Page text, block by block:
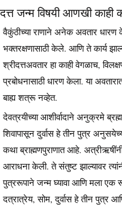
दत्त जन्म विषयी आणखी काही
वैकुंठीच्या राणाने अनेक अवतार धारण
भक्तरक्षणासाठी केले. आणि ते कार्य
श्रीदत्तअवतार हा काही वेगळाच,
प्रबोधनासाठी धारण केला. या
बाह्य शत्रू नव्हेत.
देवत्रयीच्या आशीर्वादाने अनुक्रमे
शिवापासून दुर्वास हे तीन पुत्र
कथा ब्राह्मणपुराणात आहे. अत्रीऋषींनी
आराधना केली. ते संतुष्ट झाल्यावर
पुत्ररूपाने जन्म घ्यावा आणि मला एक
दत्रात्रेय, सोम, दुर्वास हे तीन पुत्र